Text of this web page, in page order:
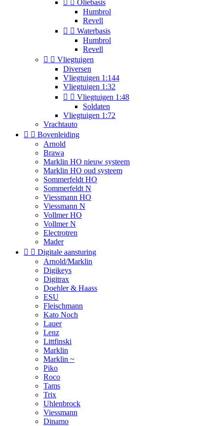
Oliebasis
Humbrol
Revell
  Waterbasis
Humbrol
Revell
  Vliegtuigen
Diversen
Vliegtuigen 1:144
Vliegtuigen 1:32
  Vliegtuigen 1:48
Soldaten
Vliegtuigen 1:72
Vrachtauto
  Bovenleiding
Arnold
Brawa
Marklin HO nieuw systeem
Marklin HO oud systeem
Sommerfeldt HO
Sommerfeldt N
Viessmann HO
Viessmann N
Vollmer HO
Vollmer N
Electrotren
Mader
  Digitale aansturing
Arnold/Marklin
Digikeys
Digitrax
Doehler & Haass
ESU
Fleischmann
Kato Noch
Lauer
Lenz
Littfinski
Marklin
Marklin ~
Piko
Roco
Tams
Trix
Uhlenbrock
Viessmann
Dinamo